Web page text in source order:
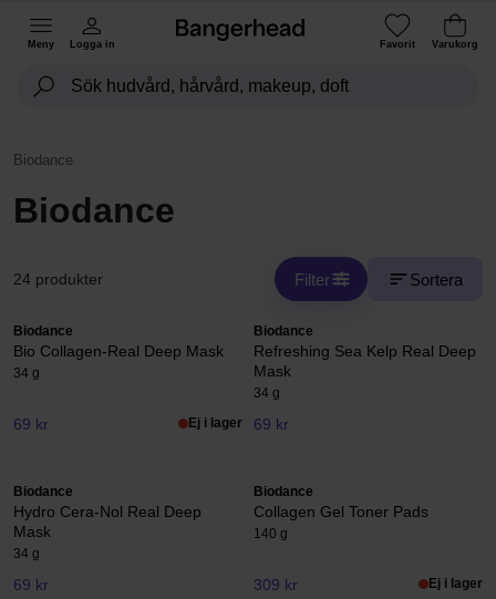
Meny Logga in Favorit Varukorg
Biodance
Biodance
24 produkter Filter Sortera
Biodance
Bio Collagen-Real Deep Mask
34 g
69 kr Ej i lager
Biodance
Refreshing Sea Kelp Real Deep
Mask
34 g
69 kr
Biodance
Hydro Cera-Nol Real Deep
Mask
34 g
69 kr
Biodance
Collagen Gel Toner Pads
140 g
309 kr Ej i lager